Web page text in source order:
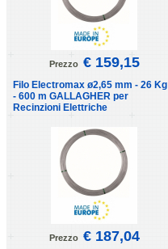
Prezzo € 159,15
Filo Electromax ø2,65 mm - 26 Kg
- 600 m GALLAGHER per
Recinzioni Elettriche
Prezzo € 187,04